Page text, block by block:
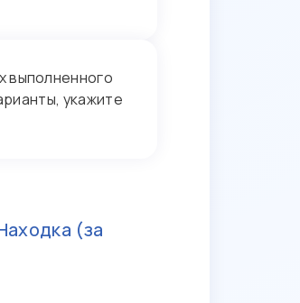
выполненного
укажите
(за